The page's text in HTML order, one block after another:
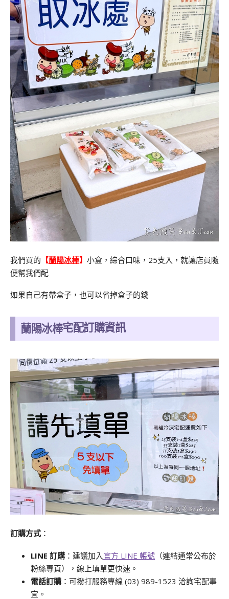
我們買的 【蘭陽冰棒】 小盒，綜合口味，25支入，就讓店員隨
便幫我們配
如果自己有帶盒子，也可以省掉盒子的錢
蘭陽冰棒宅配訂購資訊
訂購方式 ：
LINE 訂購 ：建議加入 官方 LINE 帳號 （連結通常公布於
粉絲專頁），線上填單更快速。
電話訂購 ：可撥打服務專線 (03) 989-1523 洽詢宅配事
宜。